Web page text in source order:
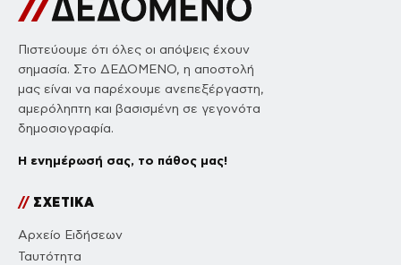
ΌΝΟΜΑ*
EMAIL*
Αποθήκευσε το όνομά μου, email, και τον ιστότοπο μου σε
αυτόν τον πλοηγό για την επόμενη φορά που θα σχολιάσω.